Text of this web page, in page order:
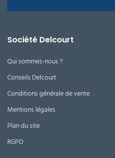
Société Delcourt
Qui sommes-nous ?
Conseils Delcourt
Conditions générale de vente
Mentions légales
Plan du site
RGPD